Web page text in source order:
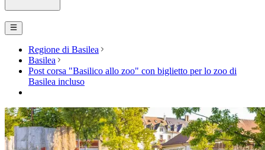
Regione di Basilea
Basilea
Post corsa "Basilico allo zoo" con biglietto per lo zoo di
Basilea incluso